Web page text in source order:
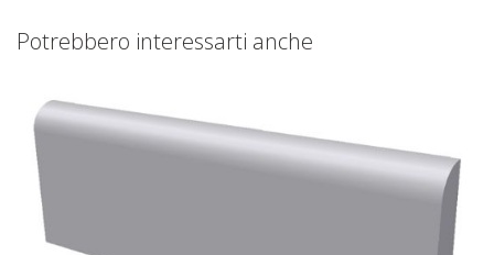
Potrebbero interessarti anche